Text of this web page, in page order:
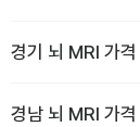
경기 뇌 MRI 가격
경남 뇌 MRI 가격